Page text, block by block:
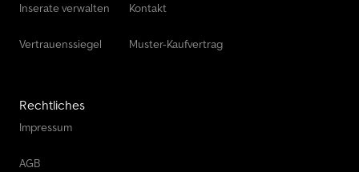
Inserate verwalten
Vertrauenssiegel
Kontakt
Muster-Kaufvertrag
Rechtliches
Impressum
AGB